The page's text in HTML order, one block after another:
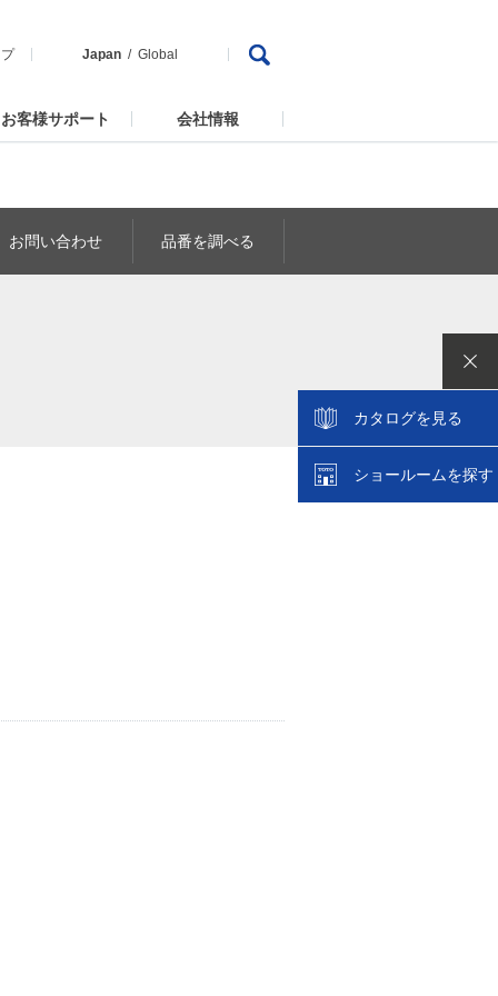
Japan Global
お客様サポート 会社情報
お問い合わせ 品番を調べる
カタログを見る
ショールームを探す